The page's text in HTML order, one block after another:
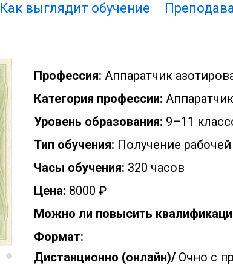
Как выглядит обучение
Профессия: Аппаратчик
Категория профессии: Аппаратчик
Уровень образования: 9–11
Тип обучения: Получение
Часы обучения: 320 часов
Цена: 8000 ₽
Можно ли повысить
Формат:
Дистанционно (онлайн)/ Очно с